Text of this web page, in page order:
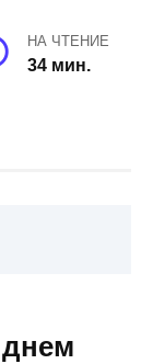
НА ЧТЕНИЕ
34 мин.